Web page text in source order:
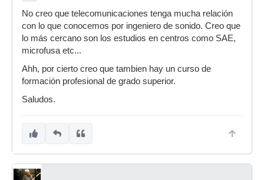
No creo que telecomunicaciones tenga mucha relación
con lo que conocemos por ingeniero de sonido. Creo que
lo más cercano son los estudios en centros como SAE,
microfusa etc...
Ahh, por cierto creo que tambien hay un curso de
formación profesional de grado superior.
Saludos.